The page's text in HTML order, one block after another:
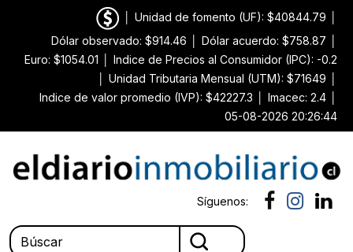
Unidad de fomento (UF): $40844.79
Dólar observado: $914.46
Dólar acuerdo: $758.87
Euro: $1054.01
Indice de Precios al Consumidor (IPC): -0.2
Unidad Tributaria Mensual (UTM): $71649
Indice de valor promedio (IVP): $42227.3
Imacec: 2.4
05-08-2026 20:26:44
Síguenos: